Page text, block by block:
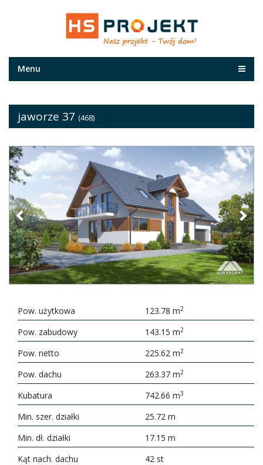
Menu
jaworze 37 (468)
Previous
Pow. użytkowa 123.78 m2
Pow. zabudowy 143.15 m2
Pow. netto 225.62 m2
Pow. dachu 263.37 m2
Kubatura 742.66 m3
Min. szer. działki
25.72 m
Min. dł. działki
17.15 m
Kąt nach. dachu
42 st